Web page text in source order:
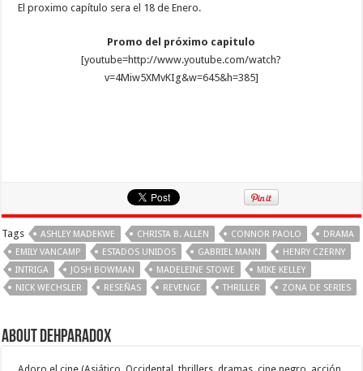
El proximo capítulo sera el 18 de Enero.
Promo del próximo capitulo
[youtube=http://www.youtube.com/watch?
v=4Miw5XMvKIg&w=645&h=385]
Tags ASHLEY MADEKWE CHRISTA B. ALLEN CONNOR PAOLO
DRAMA
EMILY VANCAMP
ESTADOS UNIDOS GABRIEL MANN
HENRY CZERNY
INTRIGA
JOSH BOWMAN MADELEINE STOWE
MIKE KELLEY
NICK WECHSLER
RESEÑAS REVENGE THRILLER ZONA DE SERIES
About Dehparadox